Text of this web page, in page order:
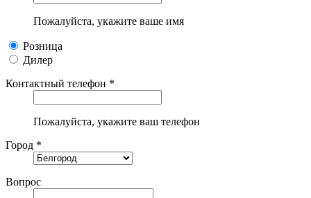
Пожалуйста, укажите ваше имя
Розница
Дилер
Контактный телефон *
Пожалуйста, укажите ваш телефон
Город *
Вопрос